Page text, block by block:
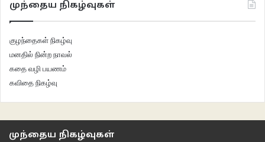
முந்தைய நிகழ்வுகள்
குழந்தைகள் நிகழ்வு
மனதில் நின்ற நாவல்
கதை வழி பயணம்
கவிதை நிகழ்வு
முந்தைய நிகழ்வுகள்